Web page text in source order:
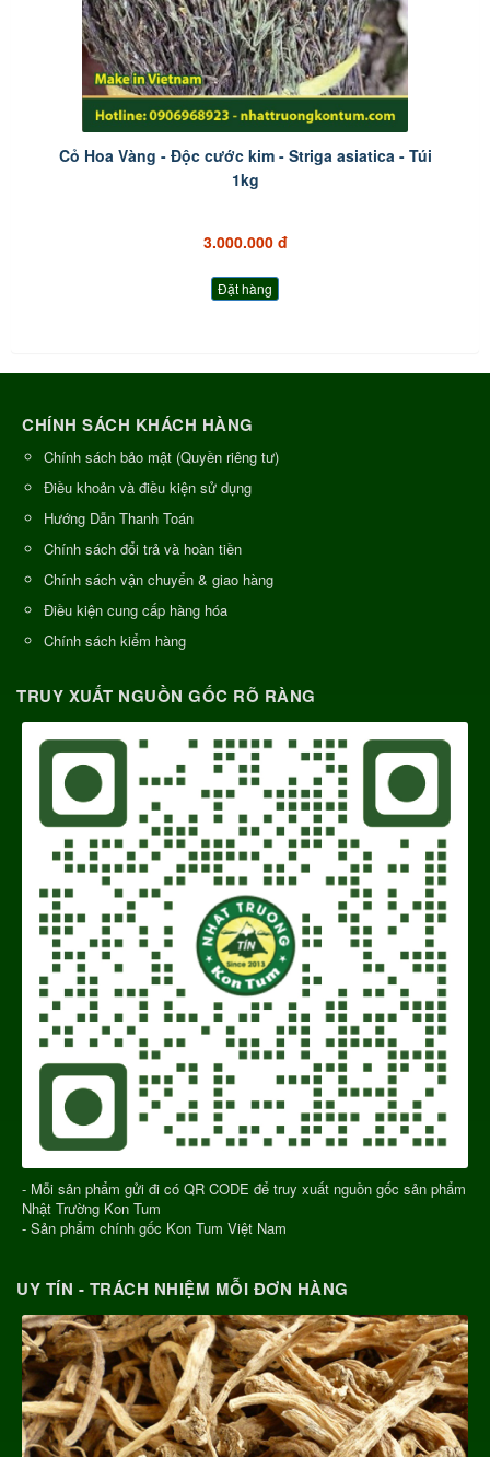
Cỏ Hoa Vàng - Độc cước kim - Striga asiatica - Túi
1kg
3.000.000 đ
Đặt hàng
CHÍNH SÁCH KHÁCH HÀNG
Chính sách bảo mật (Quyền riêng tư)
Điều khoản và điều kiện sử dụng
Hướng Dẫn Thanh Toán
Chính sách đổi trả và hoàn tiền
Chính sách vận chuyển & giao hàng
Điều kiện cung cấp hàng hóa
Chính sách kiểm hàng
TRUY XUẤT NGUỒN GỐC RÕ RÀNG
- Mỗi sản phẩm gửi đi có QR CODE để truy xuất nguồn gốc sản phẩm
Nhật Trường Kon Tum
- Sản phẩm chính gốc Kon Tum Việt Nam
UY TÍN - TRÁCH NHIỆM MỖI ĐƠN HÀNG